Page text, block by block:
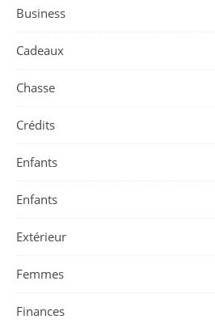
Business
Cadeaux
Chasse
Crédits
Enfants
Enfants
Extérieur
Femmes
Finances